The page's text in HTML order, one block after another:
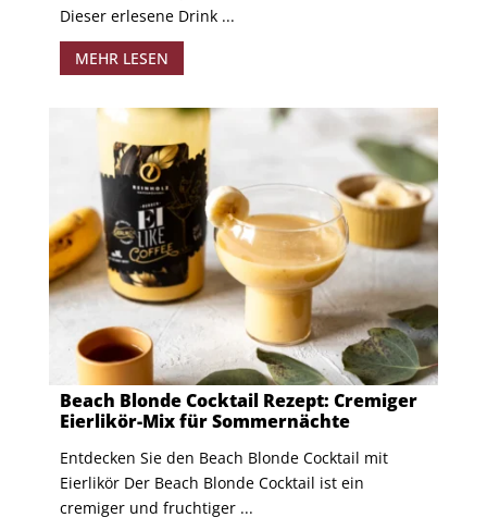
Dieser erlesene Drink ...
MEHR LESEN
Beach Blonde Cocktail Rezept: Cremiger
Eierlikör-Mix für Sommernächte
Entdecken Sie den Beach Blonde Cocktail mit
Eierlikör Der Beach Blonde Cocktail ist ein
cremiger und fruchtiger ...